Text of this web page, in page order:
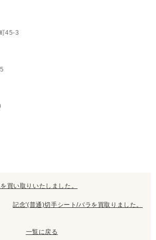
45-3
買い取りいたしました。
記念'(普通)切手シート/バラを買取りました。
一覧に戻る